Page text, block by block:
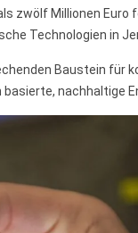
zwölf Millionen Euro
Technologien in
Baustein für
nachhaltige